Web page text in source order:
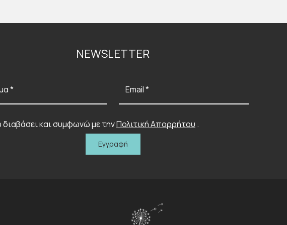
NEWSLETTER
* Email *
και συμφωνώ με τηνΠολιτική Απορρήτου .
Εγγραφή